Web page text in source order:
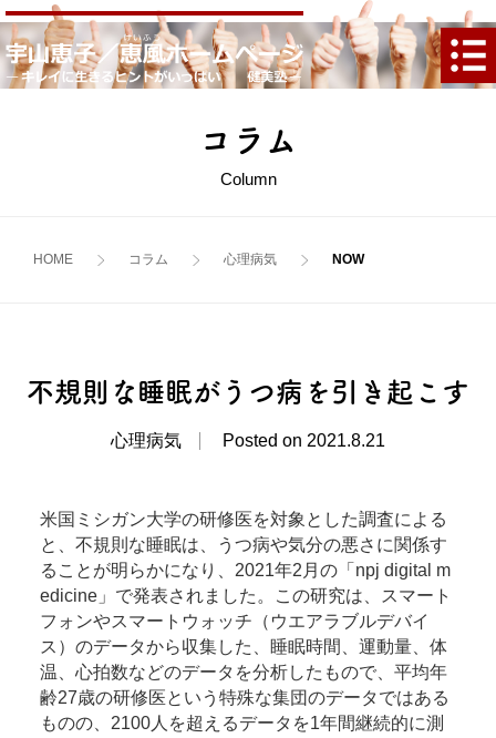
コラム
Column
HOME コラム 心理病気
不規則な睡眠がうつ病を引き起こす
心理病気 Posted on 2021.8.21
米国ミシガン大学の研修医を対象とした調査による
と、不規則な睡眠は、うつ病や気分の悪さに関係す
ることが明らかになり、2021年2月の「npj digital m
edicine」で発表されました。この研究は、スマート
フォンやスマートウォッチ（ウエアラブルデバイ
ス）のデータから収集した、睡眠時間、運動量、体
温、心拍数などのデータを分析したもので、平均年
齢27歳の研修医という特殊な集団のデータではある
ものの、2100人を超えるデータを1年間継続的に測